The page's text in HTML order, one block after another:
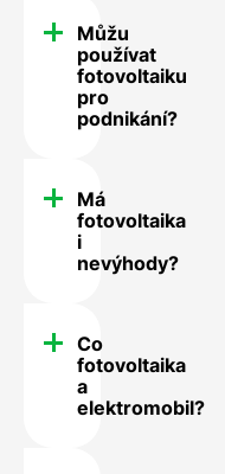
Můžu
používat
fotovoltaiku
pro
podnikání?
Má
fotovoltaika
i
nevýhody?
Co
fotovoltaika
a
elektromobil?